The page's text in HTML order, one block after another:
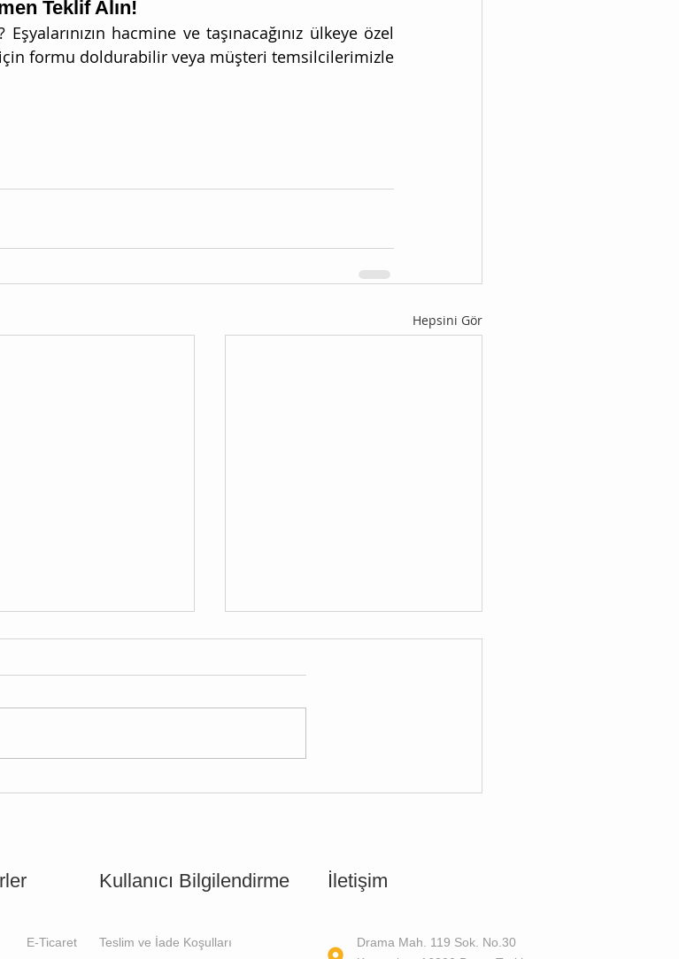
Teklif Alın!
Eşyalarınızın hacmine ve taşınacağınız ülkeye özel
formu doldurabilir veya müşteri temsilcilerimizle
Hepsini Gör
Kullanıcı Bilgilendirme
E-Ticaret Teslim ve İade Koşulları
İletişim
Drama Mah. 119 Sok. No.30